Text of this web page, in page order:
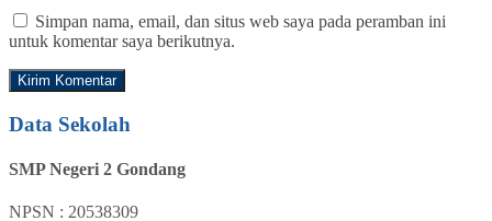
Simpan nama, email, dan situs web saya pada peramban ini
untuk komentar saya berikutnya.
Data Sekolah
SMP Negeri 2 Gondang
NPSN : 20538309